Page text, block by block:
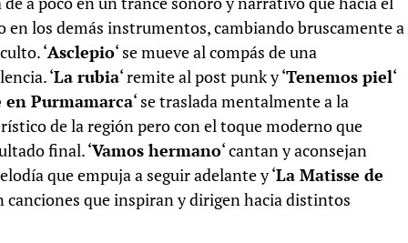
los demás instrumentos, cambiando bruscamente a
‘Asclepio‘ se mueve al compás de una
‘La rubia‘ remite al post punk y ‘Tenemos piel‘
en Purmamarca‘ se traslada mentalmente a la
de la región pero con el toque moderno que
final. ‘Vamos hermano‘ cantan y aconsejan
que empuja a seguir adelante y ‘La Matisse de
canciones que inspiran y dirigen hacia distintos